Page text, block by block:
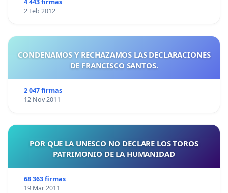
2 Feb 2012
CONDENAMOS Y RECHAZAMOS LAS DECLARACIONES
DE FRANCISCO SANTOS.
2 047 firmas
12 Nov 2011
POR QUE LA UNESCO NO DECLARE LOS TOROS
PATRIMONIO DE LA HUMANIDAD
68 363 firmas
19 Mar 2011